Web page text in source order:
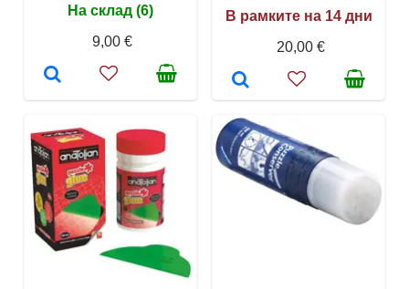
На склад (6)
9,00 €
В рамките на 14 дни
20,00 €